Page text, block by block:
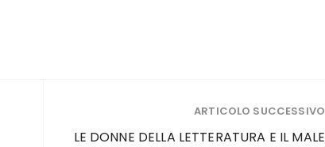
ARTICOLO SUCCESSIVO
LE DONNE DELLA LETTERATURA E IL MALE